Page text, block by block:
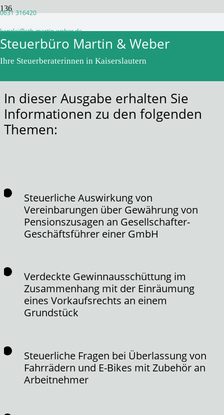
0631 316420
kanzlei@stb-martin-weber.de
Steuerbüro Martin & Weber
Ihre Steuerberaterinnen in Kaiserslautern
Monatsinformation Juli 2024
vor 2 Jahren
WPadminSB
In dieser Ausgabe erhalten Sie
Informationen zu den folgenden
Themen:
Steuerliche Auswirkung von
Vereinbarungen über Gewährung von
Pensionszusagen an Gesellschafter-
Geschäftsführer einer GmbH
Verdeckte Gewinnausschüttung im
Zusammenhang mit der Einräumung
eines Vorkaufsrechts an einem
Grundstück
Steuerliche Fragen bei Überlassung von
Fahrrädern und E-Bikes mit Zubehör an
Arbeitnehmer